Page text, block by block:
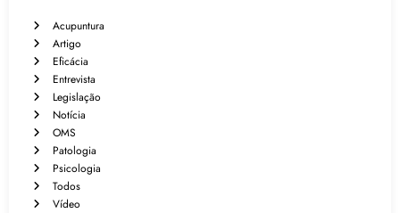
Acupuntura
Artigo
Eficácia
Entrevista
Legislação
Notícia
OMS
Patologia
Psicologia
Todos
Vídeo